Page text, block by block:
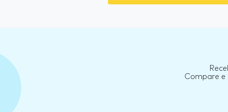
Compare e